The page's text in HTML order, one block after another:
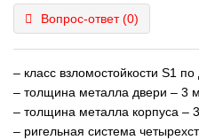
Вопрос-ответ(0)
– класс взломостойкости S1
– толщина металла двери – 3
– толщина металла корпуса –
– ригельная система